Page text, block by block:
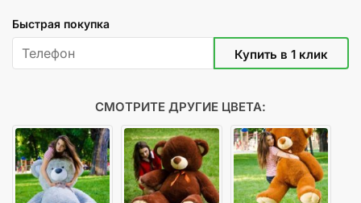
Розовый
Быстрая покупка
СМОТРИТЕ ДРУГИЕ ЦВЕТА: